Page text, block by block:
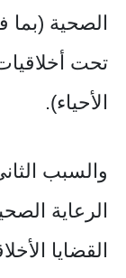
الصحية (بما
تحت
الأحياء).
والسبب
الرعاية
القضايا